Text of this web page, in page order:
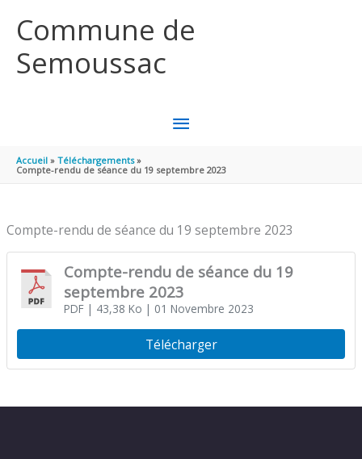
Commune de
Semoussac
MENU
PRINCIPAL
Accueil
Téléchargements
Compte-rendu de séance du 19 septembre 2023
Compte-rendu de séance du 19 septembre 2023
Compte-rendu de séance du 19
septembre 2023
PDF| 43,38 Ko | 01 Novembre 2023
Télécharger